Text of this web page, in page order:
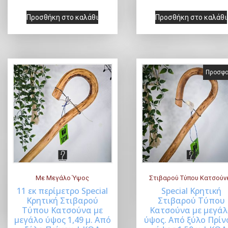
.
Προσθήκη στο καλάθι Προσθήκη στο καλάθι
Buy Now
Με Μεγάλο Ύψος
11 εκ περίμετρο Special
Κρητική Στιβαρού
Τύπου Κατσούνα με
μεγάλο ύψος 1,49 μ. Από
Buy Now
Στιβαρού Τύπου
Special Κρητική
Στιβαρού Τύπου
Κατσούνα με
ύψος. Από ξύλο